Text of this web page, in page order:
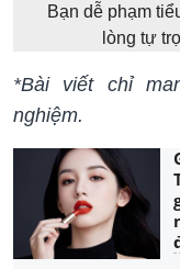
Bạn dễ phạm
lòng tự
*Bài viết chỉ
nghiệm.